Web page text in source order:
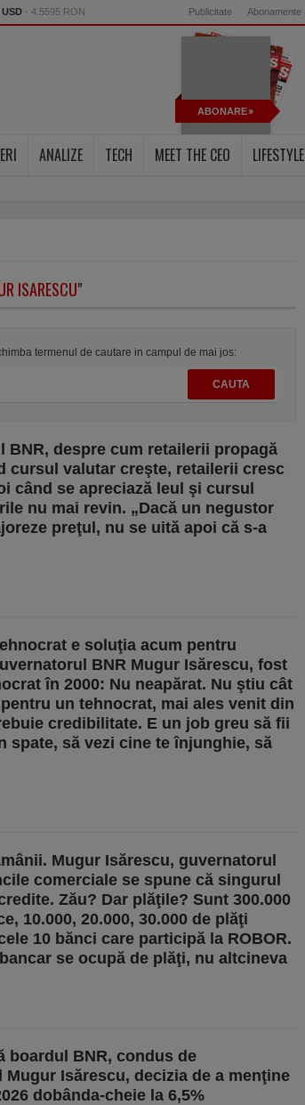
USD - 4.5595 RON Publicitate Abonamente
ABONARE
ANALIZE TECH MEET THE CEO LIFESTYLE
ISARESCU"
termenul de cautare in campul de mai jos:
BNR, despre cum retailerii propagă
cursul valutar creşte, retailerii cresc
când se apreciază leul şi cursul
nu mai revin. „Dacă un negustor
preţul, nu se uită apoi că s-a
e soluţia acum pentru
BNR Mugur Isărescu, fost
în 2000: Nu neapărat. Nu ştiu cât
un tehnocrat, mai ales venit din
credibilitate. E un job greu să fii
spate, să vezi cine te înjunghie, să
Mugur Isărescu, guvernatorul
comerciale se spune că singurul
Zău? Dar plăţile? Sunt 300.000
10.000, 20.000, 30.000 de plăţi
10 bănci care participă la ROBOR.
se ocupă de plăţi, nu altcineva
boardul BNR, condus de
Isărescu, decizia de a menţine
dobânda-cheie la 6,5%